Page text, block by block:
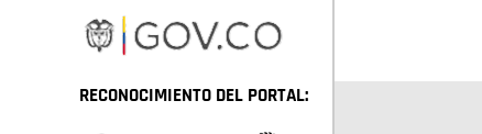
RECONOCIMIENTO DEL PORTAL: